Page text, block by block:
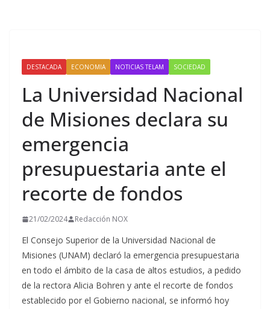
DESTACADA ECONOMIA NOTICIAS TELAM SOCIEDAD
La Universidad Nacional
de Misiones declara su
emergencia
presupuestaria ante el
recorte de fondos
21/02/2024 Redacción NOX
El Consejo Superior de la Universidad Nacional de
Misiones (UNAM) declaró la emergencia presupuestaria
en todo el ámbito de la casa de altos estudios, a pedido
de la rectora Alicia Bohren y ante el recorte de fondos
establecido por el Gobierno nacional, se informó hoy